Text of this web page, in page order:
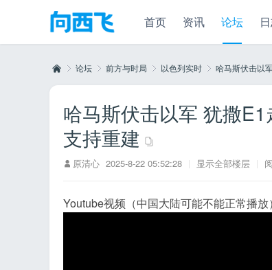
首页 资讯 论坛
论坛 前方与时局
›
以色列实时 哈马斯伏击以
哈马斯伏击以军 犹撒
支持重建
原清心 2025-8-22 05:52:28 | 显示全部楼层 |
Youtube视频（中国大陆可能不能正常播放）